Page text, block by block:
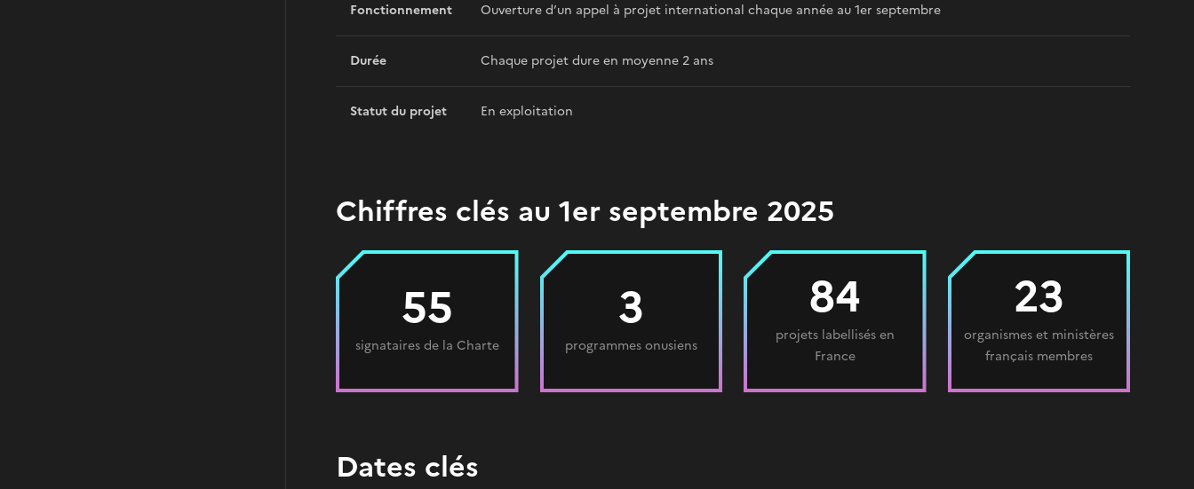
Fonctionnement Ouverture d’un appel à projet international chaque année au 1er septembre
Durée Chaque projet dure en moyenne 2 ans
Statut du projet En exploitation
Chiffres clés au 1er septembre 2025
55
signataires de la Charte
3
programmes onusiens
84
projets labellisés en
France
23
organismes et ministères
français membres
Dates clés